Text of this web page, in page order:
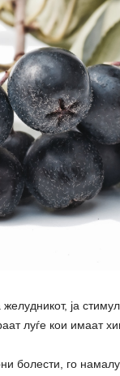
ја
луѓе кои имаат
болести, го